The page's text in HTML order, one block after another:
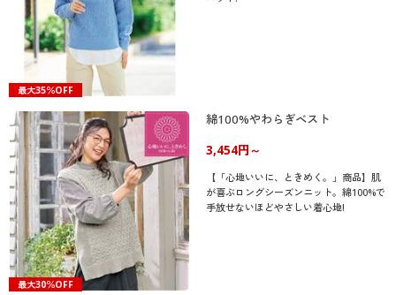
最大35％OFF
最大30％OFF
綿100%やわらぎベスト
3,454円～
【「心地いいに、ときめく。」商品】肌
が喜ぶロングシーズンニット。綿100%で
手放せないほどやさしい着心地!